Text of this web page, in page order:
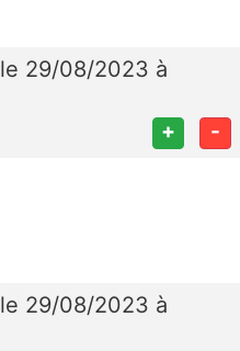
le 29/08/2023 à
+ -
le 29/08/2023 à